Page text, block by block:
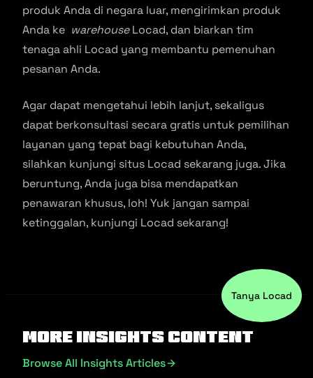
produk Anda di negara luar, mengirimkan produk
Anda ke warehouseLocad, dan biarkan tim
tenaga ahli Locad yang membantu pemenuhan
pesanan Anda.
Agar dapat mengetahui lebih lanjut, sekaligus
dapat berkonsultasi secara gratis untuk pemilihan
layanan yang tepat bagi kebutuhan Anda,
silahkan kunjungi situs Locad sekarang juga. Jika
beruntung, Anda juga bisa mendapatkan
penawaran khusus, loh! Yuk jangan sampai
ketinggalan, kunjungi Locad sekarang!
More Insights Content
Browse All Insights Articles
Tanya Locad